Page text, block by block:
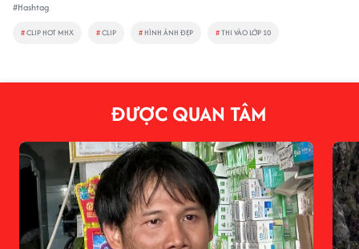
#Hashtag
#CLIP HOT MHX #CLIP # HÌNH ẢNH ĐẸP #THI VÀO LỚP 10
ĐƯỢC QUAN TÂM